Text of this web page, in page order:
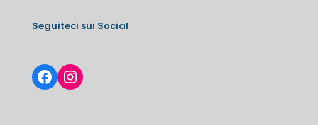
Seguiteci sui Social
Facebook
Instagram